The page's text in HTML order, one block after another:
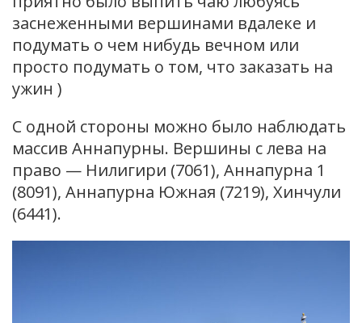
заснеженными вершинами вдалеке и
подумать о чем нибудь вечном или
просто подумать о том, что заказать на
ужин )
С одной стороны можно было наблюдать
массив Аннапурны. Вершины с лева на
право — Нилигири (7061), Аннапурна 1
(8091), Аннапурна Южная (7219), Хинчули
(6441).